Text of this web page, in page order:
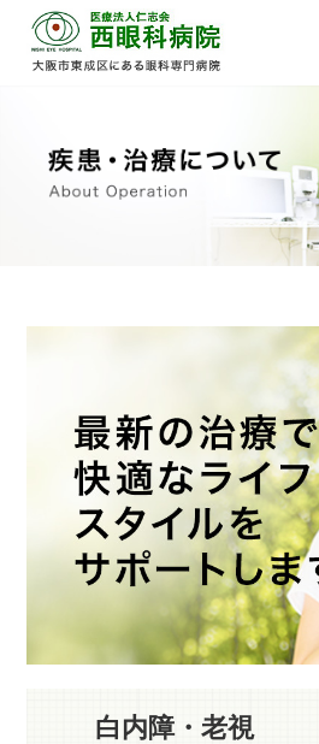
白内障・老視